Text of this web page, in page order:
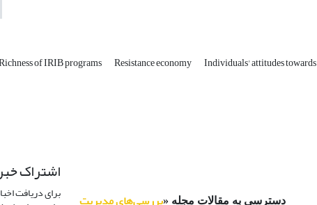
of IRIB programs Resistance economy Individuals' attitudes
دسترسی به مقالات مجله «
اشتراک
برای دریافت